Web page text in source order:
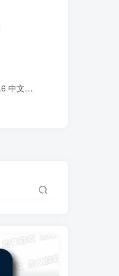
版本亮点（2025 v2.1.6 中文安装版更新）